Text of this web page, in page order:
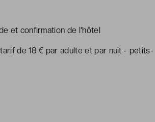
et confirmation de l'hôtel
de 18 € par adulte et par nuit - petits-